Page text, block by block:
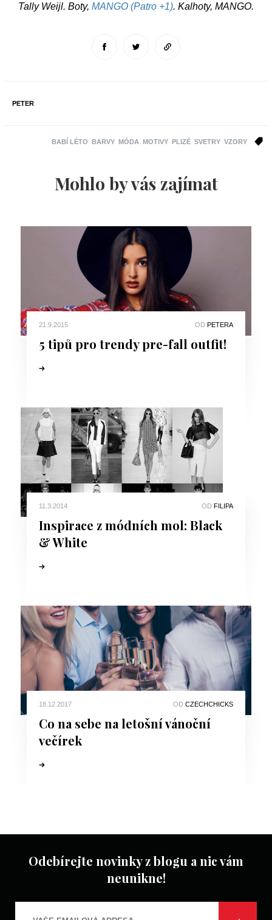
Tally Weijl. Boty, MANGO (Patro +1). Kalhoty, MANGO.
PETER
BABÍ LÉTO BARVY MÓDA MOTIVY PLIZÉ SVETRY VZORY
Mohlo by vás zajímat
21.9.2015 OD PETERA
5 tipů pro trendy pre-fall outfit!
11.3.2014 OD FILIPA
Inspirace z módních mol: Black
& White
18.12.2017 OD CZECHCHICKS
Co na sebe na letošní vánoční
večírek
Odebírejte novinky z blogu a nic vám
neunikne!